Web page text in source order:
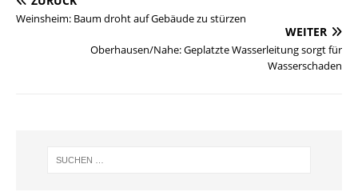
Weinsheim: Baum droht auf Gebäude zu stürzen
WEITER
Oberhausen/Nahe: Geplatzte Wasserleitung sorgt für
Wasserschaden